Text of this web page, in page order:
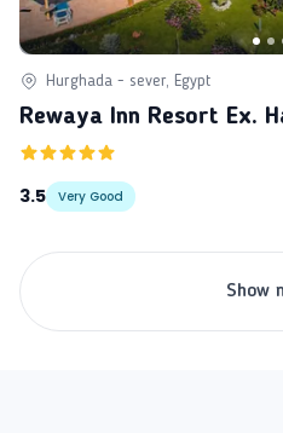
Hurghada - sever, Egypt
Rewaya Inn Resort Ex.
3.5 Very Good
Show